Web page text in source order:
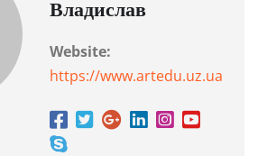
Владислав
Website:
https://www.artedu.uz.ua